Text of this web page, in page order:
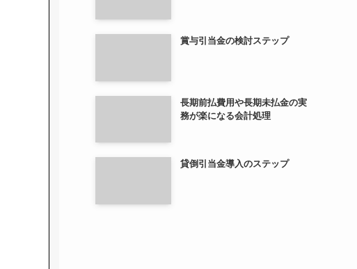
賞与引当金の検討ステップ
長期前払費用や長期未払金の実
務が楽になる会計処理
貸倒引当金導入のステップ